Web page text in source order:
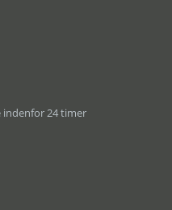
indenfor 24 timer